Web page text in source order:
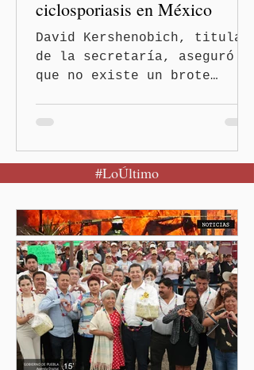
ciclosporiasis en México
David Kershenobich, titular
de la secretaría, aseguró
que no existe un brote
secretario de Salud
federal, David Kershenobich
exista un brote activo de
ciclosporiasis en México,
luego del incremento de
casos registrado en Estados
Unidos. Durante la
conferencia matutina en
Palacio Nacional, el
funcionario informó que en
el país únicamente se han
#LoÚltimo